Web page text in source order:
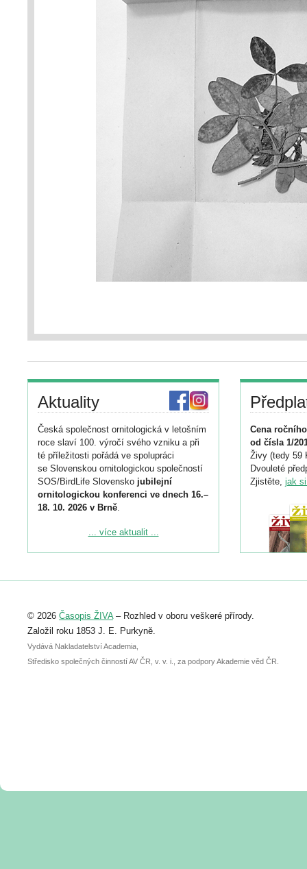
Aktuality
Česká společnost ornitologická v letošním
roce slaví 100. výročí svého vzniku a při
té příležitosti pořádá ve spolupráci
se Slovenskou ornitologickou společností
SOS/BirdLife Slovensko jubilejní
ornitologickou konferenci ve dnech 16.–
18. 10. 2026 v Brně.
Podrobnější informace ke konferenci
Registrovat se můžete do 6. září.
abstraktu přihlášené přednášky nebo
posteru je už 30. června.
... více aktualit ...
Cena
od čísla 1/
Živy (tedy 59
Dvouleté
Zjistěte, jak
© 2026 Časopis ŽIVA– Rozhled v oboru veškeré přírody.
Založil roku 1853 J. E. Purkyně.
Vydává Nakladatelství Academia,
Středisko společných činností AV ČR, v. v. i., za podpory Akademie věd ČR.